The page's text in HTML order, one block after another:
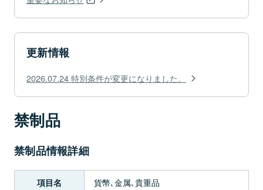
更新情報
2026.07.24 特別条件が変更になりました。
禁制品
禁制品情報詳細
項目名 貨幣､金属､貴重品